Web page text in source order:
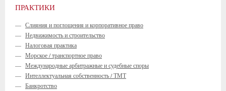
ПРАКТИКИ
— Слияния и поглощения и корпоративное право
— Недвижимость и строительство
— Налоговая практика
— Морское / транспортное право
— Международные арбитражные и судебные споры
— Интеллектуальная собственность / ТМТ
— Банкротство